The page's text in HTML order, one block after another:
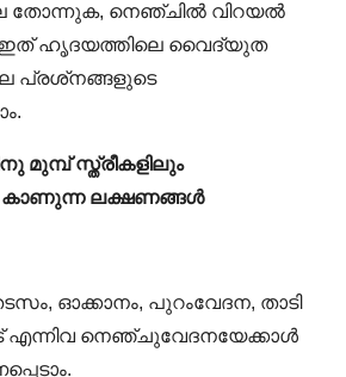
തോന്നുക, നെഞ്ചില്‍ വിറയല്‍
ഹൃദയത്തിലെ വൈദ്യുത
പ്രശ്‌നങ്ങളുടെ
സ്ത്രീകളിലും
കാണുന്ന ലക്ഷണങ്ങൾ
ഓക്കാനം, പുറംവേദന, താടി
എന്നിവ നെഞ്ചുവേദനയേക്കാള്‍